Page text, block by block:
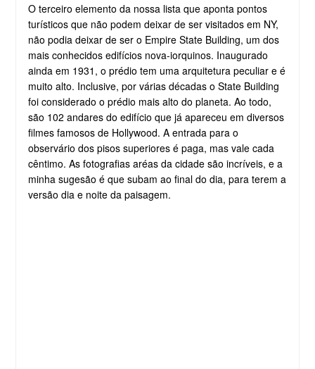
O terceiro elemento da nossa lista que aponta pontos
turísticos que não podem deixar de ser visitados em NY,
não podia deixar de ser o Empire State Building, um dos
mais conhecidos edifícios nova-iorquinos. Inaugurado
ainda em 1931, o prédio tem uma arquitetura peculiar e é
muito alto. Inclusive, por várias décadas o State Building
foi considerado o prédio mais alto do planeta. Ao todo,
são 102 andares do edifício que já apareceu em diversos
filmes famosos de Hollywood. A entrada para o
observário dos pisos superiores é paga, mas vale cada
cêntimo. As fotografias aréas da cidade são incríveis, e a
minha sugesão é que subam ao final do dia, para terem a
versão dia e noite da paisagem.